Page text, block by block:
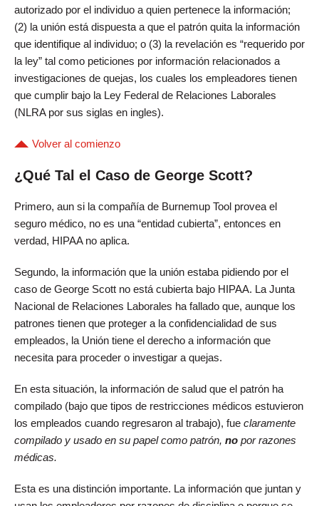
autorizado por el individuo a quien pertenece la información;
(2) la unión está dispuesta a que el patrón quita la información
que identifique al individuo; o (3) la revelación es “requerido por
la ley” tal como peticiones por información relacionados a
investigaciones de quejas, los cuales los empleadores tienen
que cumplir bajo la Ley Federal de Relaciones Laborales
(NLRA por sus siglas en ingles).
Volver al comienzo
¿Qué Tal el Caso de George Scott?
Primero, aun si la compañía de Burnemup Tool provea el
seguro médico, no es una “entidad cubierta”, entonces en
verdad, HIPAA no aplica.
Segundo, la información que la unión estaba pidiendo por el
caso de George Scott no está cubierta bajo HIPAA. La Junta
Nacional de Relaciones Laborales ha fallado que, aunque los
patrones tienen que proteger a la confidencialidad de sus
empleados, la Unión tiene el derecho a información que
necesita para proceder o investigar a quejas.
En esta situación, la información de salud que el patrón ha
compilado (bajo que tipos de restricciones médicos estuvieron
los empleados cuando regresaron al trabajo), fue claramente
compilado y usado en su papel como patrón, no por razones
médicas.
Esta es una distinción importante. La información que juntan y